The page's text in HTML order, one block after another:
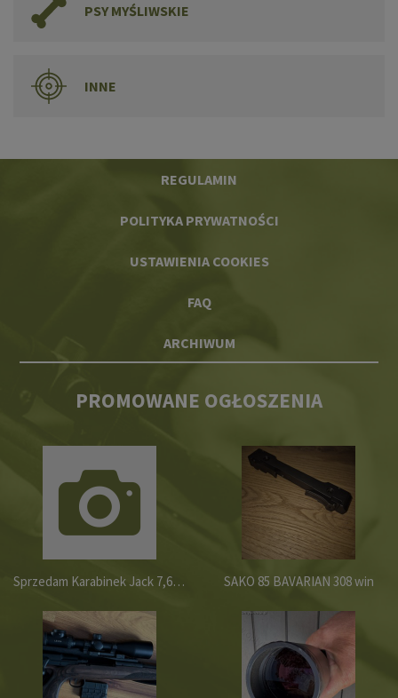
PSY MYŚLIWSKIE
INNE
REGULAMIN
POLITYKA PRYWATNOŚCI
USTAWIENIA COOKIES
FAQ
ARCHIWUM
PROMOWANE OGŁOSZENIA
Sprzedam Karabinek Jack 7,62x39 SAKO 85 BAVARIAN 308 win